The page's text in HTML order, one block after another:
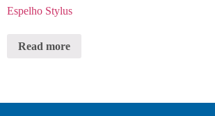
Espelho Stylus
Read more